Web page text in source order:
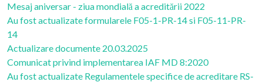
Mesaj aniversar - ziua mondială a acreditării 2022
Au fost actualizate formularele F05-1-PR-14 si F05-11-PR-
14
Actualizare documente 20.03.2025
Comunicat privind implementarea IAF MD 8:2020
Au fost actualizate Regulamentele specifice de acreditare RS-